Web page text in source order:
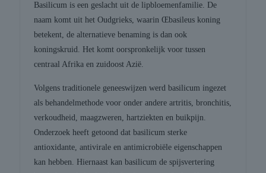
Basilicum is een geslacht uit de lipbloemenfamilie. De
naam komt uit het Oudgrieks, waarin Œbasileus koning
betekent, de alternatieve benaming is dan ook
koningskruid. Het komt oorspronkelijk voor tussen
centraal Afrika en zuidoost Azië.
Volgens traditionele geneeswijzen werd basilicum ingezet
als behandelmethode voor onder andere artritis, bronchitis,
verkoudheid, maagzweren, hartziekten en buikpijn.
Onderzoek heeft getoond dat basilicum sterke
antioxidante, antivirale en antimicrobiële eigenschappen
kan hebben. Hiernaast kan basilicum de spijsvertering